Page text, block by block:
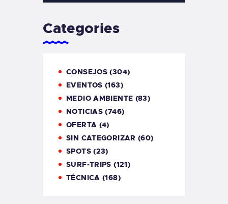
Categories
CONSEJOS (304)
EVENTOS (163)
MEDIO AMBIENTE (83)
NOTICIAS (746)
OFERTA (4)
SIN CATEGORIZAR (60)
SPOTS(23)
SURF-TRIPS (121)
TÉCNICA (168)